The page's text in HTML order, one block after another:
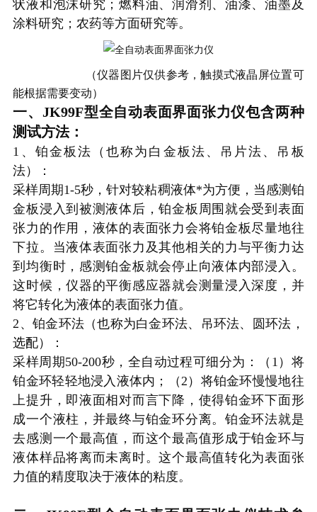
状液和泡沫研究；燃料油、润滑剂、油漆、油墨及
涂料研究；农药等方面研究等。
（仪器图片仅供参考，触摸式液晶屏位置可
能根据需要变动）
一、 JK99F型全自动表面界面张力仪包含两种
测试方法：
1、铂金板法（也称为白金板法、吊片法、吊板
法）：
采样周期1-5秒，针对较粘稠液体*为方便，当感测铂
金板浸入到被测液体后，铂金板周围就会受到表面
张力的作用，液体的表面张力会将铂金板尽量地往
下拉。当液体表面张力及其他相关的力与平衡力达
到均衡时，感测铂金板就会停止向液体内部浸入。
这时候，仪器的平衡感应器就会测量浸入深度，并
将它转化为液体的表面张力值。
2 、铂金环法（也称为白金环法、吊环法、圆环法，
选配）：
采样周期50-200秒，全自动过程可细分为：（ 1 ）将
铂金环轻轻地浸入液体内；（ 2 ）将铂金环慢慢地往
上提升，即液面相对而言下降，使得铂金环下面形
成一个液柱，并最终与铂金环分离。铂金环法就是
去感测一个最高值，而这个最高值形成于铂金环与
液体样品将离而未离时。这个最高值转化为表面张
力值的精度取决于液体的粘度。